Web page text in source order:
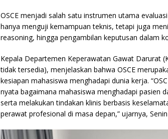
OSCE menjadi salah satu instrumen utama
hanya menguji kemampuan teknis, tetapi juga
reasoning, hingga pengambilan keputusan dalam
Kepala Departemen Keperawatan Gawat Darurat
tidak tersedia), menjelaskan bahwa OSCE
kesiapan mahasiswa menghadapi dunia kerja.
nyata bagaimana mahasiswa menghadapi pasien
serta melakukan tindakan klinis berbasis
perawat profesional di masa depan,” ujarnya,